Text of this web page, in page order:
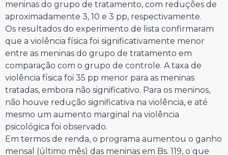
meninas do grupo de tratamento, com reduções de
aproximadamente 3, 10 e 3 pp, respectivamente.
Os resultados do experimento de lista confirmaram
que a violência física foi significativamente menor
entre as meninas do grupo de tratamento em
comparação com o grupo de controle. A taxa de
violência física foi 35 pp menor para as meninas
tratadas, embora não significativo. Para os meninos,
não houve redução significativa na violência, e até
mesmo um aumento marginal na violência
psicológica foi observado.
Em termos de renda, o programa aumentou o ganho
mensal (último mês) das meninas em Bs. 119, o que